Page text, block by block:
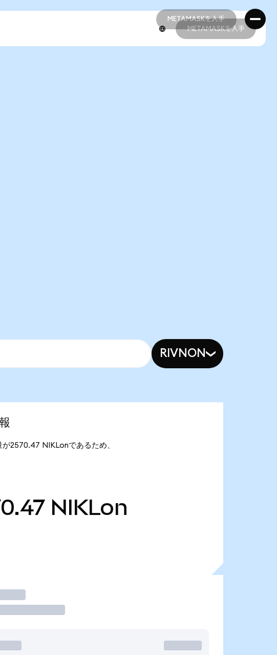
METAMASKを入手
METAMASKを入手
METAMASKを入手
RIVNON
2570.47 NIKLonであるため、
NIKLon